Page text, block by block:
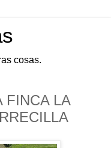
cosas.
FINCA LA